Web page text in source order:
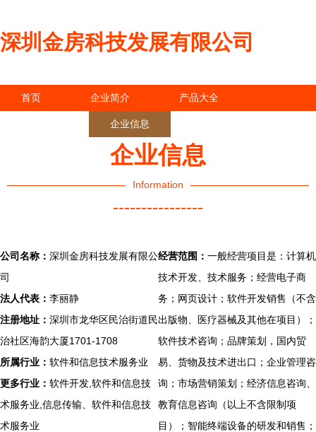
深圳金房科技发展有限公司
首页 企业简介 产品大全
企业信息
企业信息
Information
----------------
公司名称： 深圳金房科技发展有限公
司
法人代表： 李丽静
注册地址： 深圳市龙华区民治街道民
治社区海韵大厦1701-1708
所属行业： 软件和信息技术服务业
更多行业： 软件开发,软件和信息技
术服务业,信息传输、软件和信息技
术服务业
经营范围： 一般经营项目是：计算机
技术开发、技术服务；经营电子商
务；网页设计；软件开发销售（不含
出版物、医疗器械及其他在项目）；
软件技术咨询；品牌策划，国内贸
易、货物及技术进出口；企业管理咨
询；市场营销策划；经济信息咨询、
教育信息咨询（以上不含限制项
目）；智能终端设备的研发和销售；